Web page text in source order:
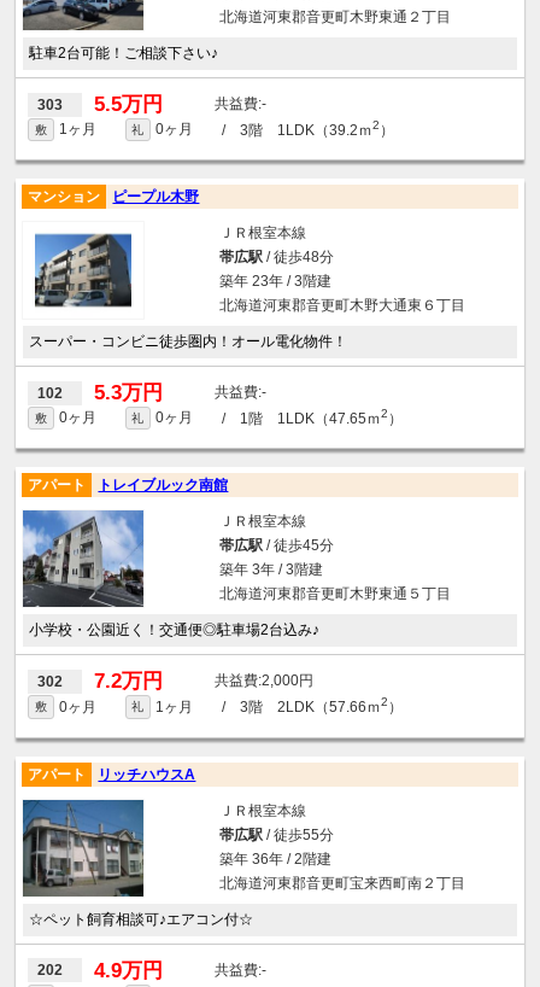
北海道河東郡音更町木野東通２丁目
駐車2台可能！ご相談下さい♪
303 5.5万円 -
敷 1ヶ月 礼 0ヶ月 / 3階 1LDK（39.2ｍ2 ）
マンション ピープル木野
ＪＲ根室本線
帯広駅/ 徒歩48分
築年 23年 / 3階建
北海道河東郡音更町木野大通東６丁目
スーパー・コンビニ徒歩圏内！オール電化物件！
102 5.3万円 -
敷 0ヶ月 礼 0ヶ月 / 1階 1LDK（47.65ｍ2 ）
アパート トレイブルック南館
ＪＲ根室本線
帯広駅/ 徒歩45分
築年 3年 / 3階建
北海道河東郡音更町木野東通５丁目
小学校・公園近く！交通便◎駐車場2台込み♪
302 7.2万円 2,000円
敷 0ヶ月 礼 1ヶ月 / 3階 2LDK（57.66ｍ2 ）
アパート リッチハウスA
ＪＲ根室本線
帯広駅/ 徒歩55分
築年 36年 / 2階建
北海道河東郡音更町宝来西町南２丁目
☆ペット飼育相談可♪エアコン付☆
202 4.9万円
-